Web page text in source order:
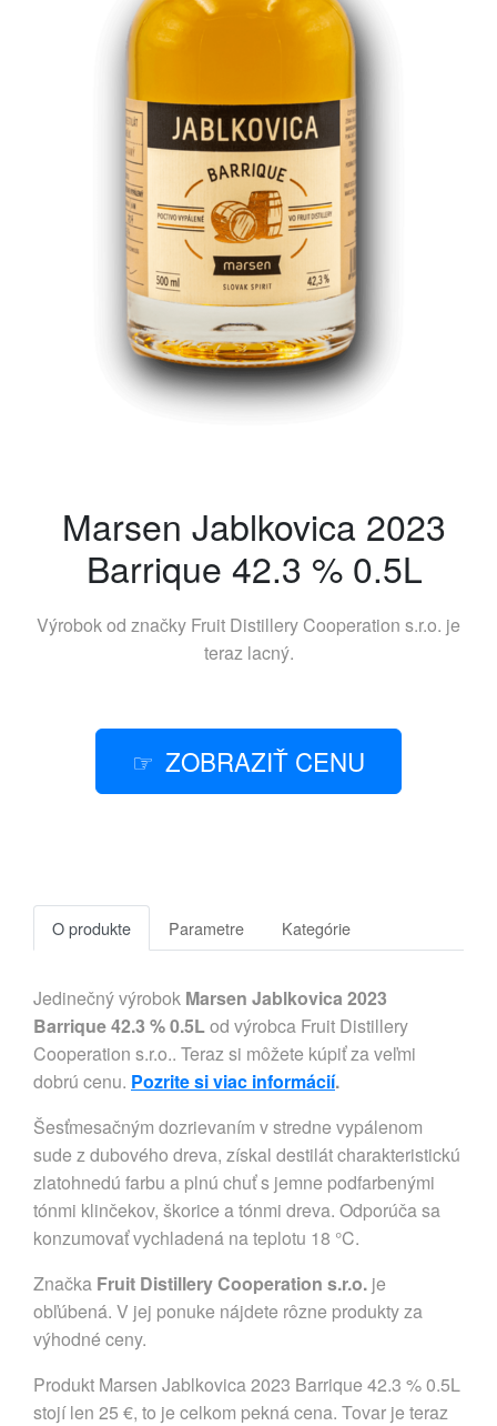
Marsen Jablkovica 2023
Barrique 42.3 % 0.5L
Výrobok od značky Fruit Distillery Cooperation s.r.o. je
teraz lacný.
ZOBRAZIŤ CENU
O produkte Parametre Kategórie
Jedinečný výrobok Marsen Jablkovica 2023
Barrique 42.3 % 0.5Lod výrobca Fruit Distillery
Cooperation s.r.o.. Teraz si môžete kúpiť za veľmi
dobrú cenu. Pozrite si viac informácií.
Šesťmesačným dozrievaním v stredne vypálenom
sude z dubového dreva, získal destilát charakteristickú
zlatohnedú farbu a plnú chuť s jemne podfarbenými
tónmi klinčekov, škorice a tónmi dreva. Odporúča sa
konzumovať vychladená na teplotu 18 °C.
Značka Fruit Distillery Cooperation s.r.o. je
obľúbená. V jej ponuke nájdete rôzne produkty za
výhodné ceny.
Produkt Marsen Jablkovica 2023 Barrique 42.3 % 0.5L
stojí len 25 €, to je celkom pekná cena. Tovar je teraz